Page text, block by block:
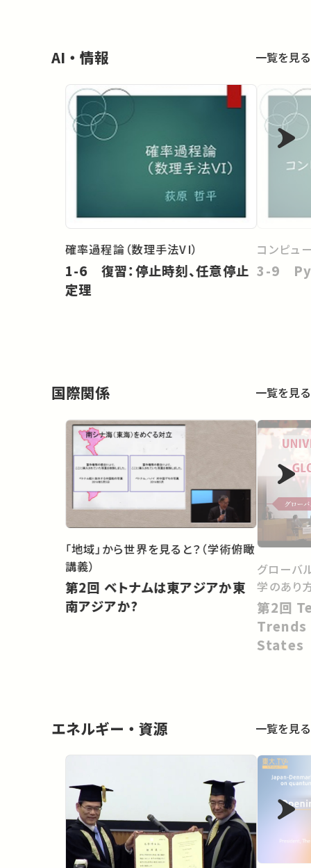
AI・情報 一覧を見る
確率過程論（数理手法VI）
1-6 復習：停止時刻、任意停止
定理
コンピュ
3-9
国際関係 一覧を見る
「地域」から世界を見ると？（学術俯瞰
講義）
第2回 ベトナムは東アジアか東
南アジアか?
グローバ
学のあり
第2回 Technology Transfer
States
エネルギー・資源 一覧を見る